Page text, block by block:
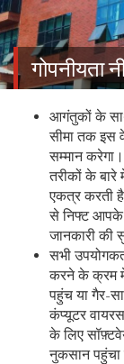
गोपनीयता
आगंतुकों के साथ
सीमा तक इस
सम्मान
तरीकों के
एकत्र करती
से निफ्ट आपके
जानकारी की
सभी
करने के क्रम
पहुंच या गैर-
कंप्यूटर
के लिए
नुकसान पहुंचा